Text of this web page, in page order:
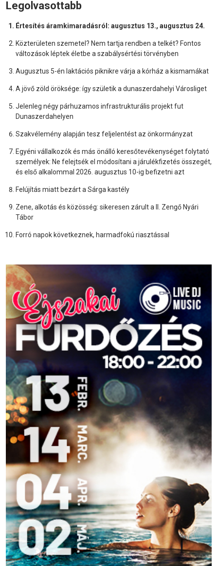
Legolvasottabb
Értesítés áramkimaradásról: augusztus 13., augusztus 24.
Közterületen szemetel? Nem tartja rendben a telkét? Fontos
változások léptek életbe a szabálysértési törvényben
Augusztus 5-én laktációs piknikre várja a kórház a kismamákat
A jövő zöld öröksége: így születik a dunaszerdahelyi Városliget
Jelenleg négy párhuzamos infrastrukturális projekt fut
Dunaszerdahelyen
Szakvélemény alapján tesz feljelentést az önkormányzat
Egyéni vállalkozók és más önálló keresőtevékenységet folytató
személyek: Ne felejtsék el módosítani a járulékfizetés összegét,
és első alkalommal 2026. augusztus 10-ig befizetni azt
Felújítás miatt bezárt a Sárga kastély
Zene, alkotás és közösség: sikeresen zárult a II. Zengő Nyári
Tábor
Forró napok következnek, harmadfokú riasztással